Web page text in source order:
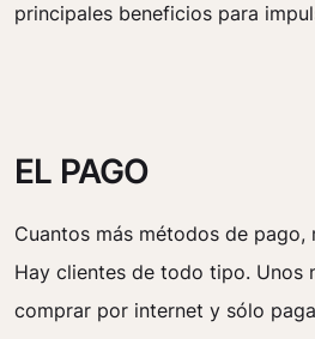
principales beneficios para
EL PAGO
Cuantos más métodos de pago,
Hay clientes de todo tipo. Unos
comprar por internet y sólo